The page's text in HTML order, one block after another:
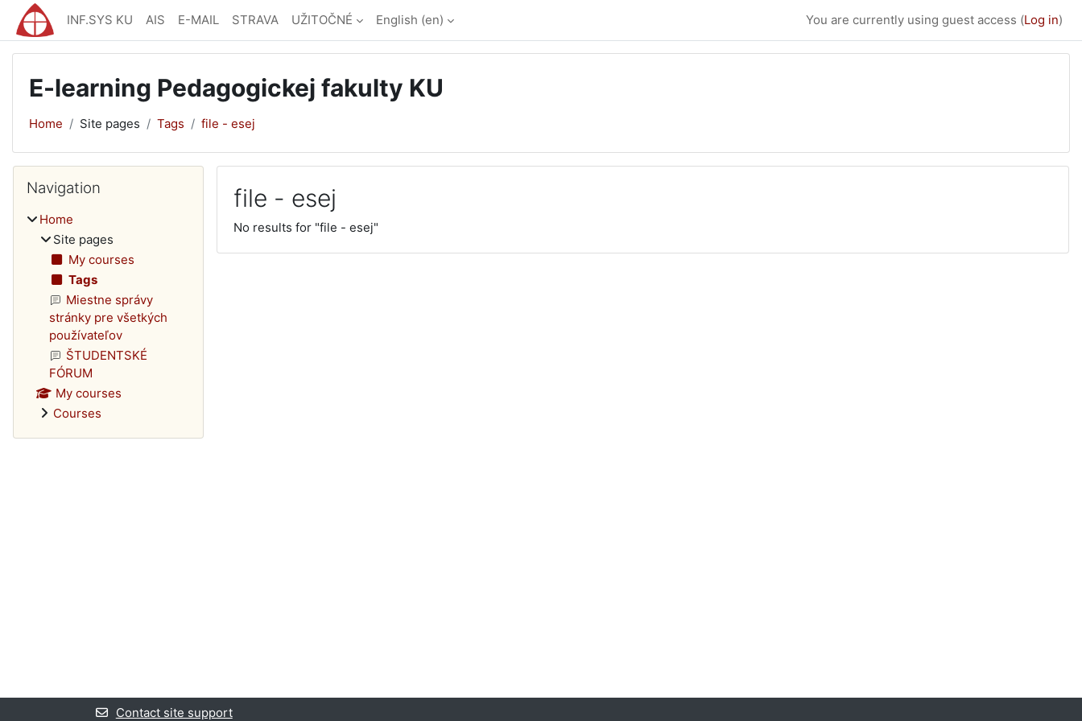
Skip to main content
INF.SYS KU AIS E-MAIL STRAVA UŽITOČNÉ English ‎(en)‎ You are currently using guest access (Log in)
E-learning Pedagogickej fakulty KU
Home Site pages Tags file - esej
file - esej
No results for "file - esej"
Blocks
Navigation
Home
Site pages
My courses
Tags
Miestne správy
stránky pre všetkých
používateľov
ŠTUDENTSKÉ
FÓRUM
My courses
Courses
Contact site support